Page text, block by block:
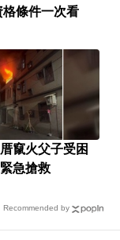
格條件一次看
竄火父子受困
急搶救
Recommended by